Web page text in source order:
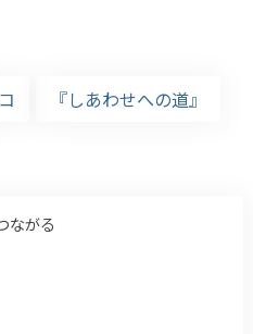
『しあわせへの道』
ながる